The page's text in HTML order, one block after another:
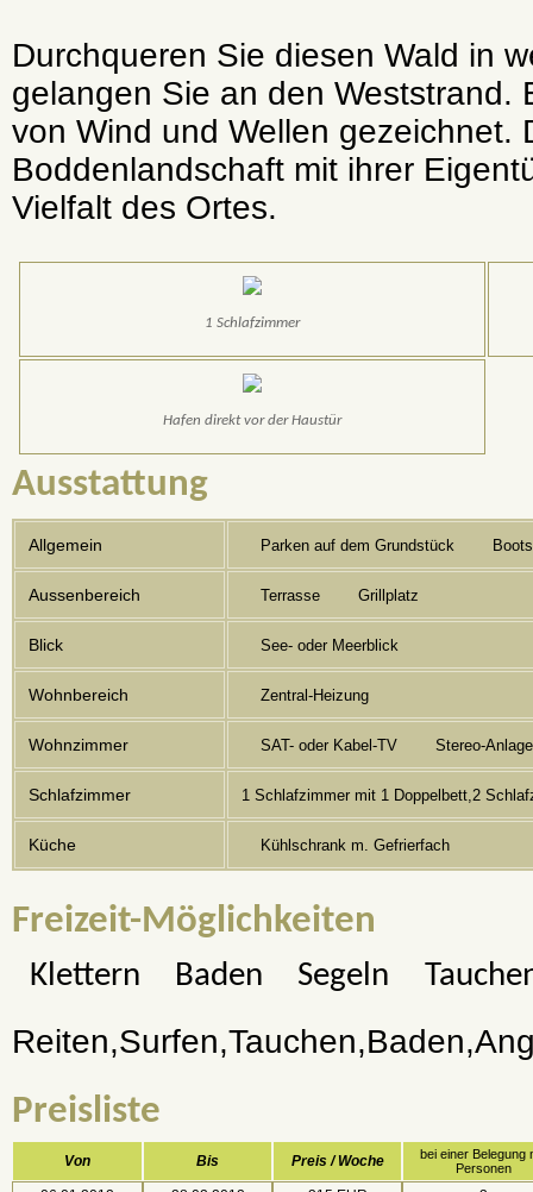
Durchqueren Sie diesen Wald in
gelangen Sie an den Weststrand.
von Wind und Wellen gezeichnet.
Boddenlandschaft mit ihrer
Vielfalt des Ortes.
1 Schlafzimmer
Hafen direkt vor der Haustür
Ausstattung
Allgemein Parken auf dem Grundstück
Aussenbereich Terrasse Grillplatz
Blick See- oder Meerblick
Wohnbereich Zentral-Heizung
Wohnzimmer SAT- oder Kabel-TV Stereo-Anlage
Schlafzimmer 1 Schlafzimmer mit 1 Doppelbett,2
Küche Kühlschrank m. Gefrierfach
Freizeit-Möglichkeiten
Klettern Baden Segeln
Preisliste
Von Bis Preis / Woche
bei einer Belegung
Personen